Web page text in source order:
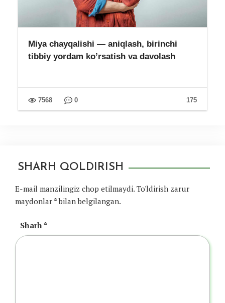
Miya chayqalishi — aniqlash, birinchi
tibbiy yordam ko’rsatish va davolash
175
7568 0
SHARH QOLDIRISH
E-mail manzilingiz chop etilmaydi. To'ldirish zarur
maydonlar *bilan belgilangan.
Sharh *